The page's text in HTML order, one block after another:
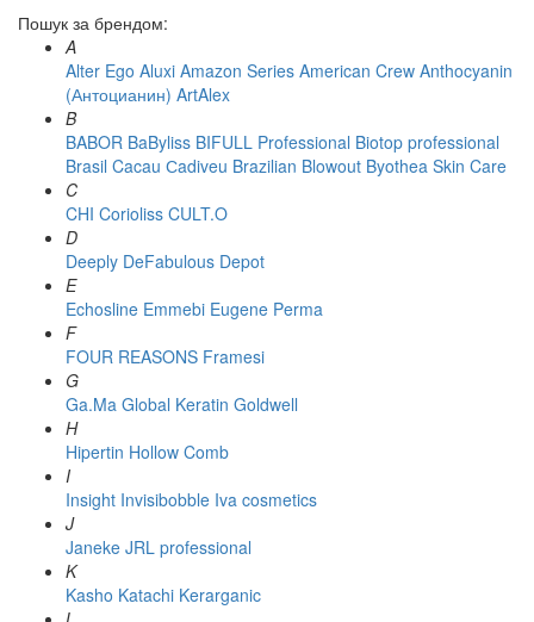
Пошук за брендом:
A
Alter Ego Aluxi Amazon Series American Crew Anthocyanin
(Антоцианин) ArtAlex
B
BABOR BaByliss BIFULL Professional Biotop professional
Brasil Cacau Сadiveu Brazilian Blowout Byothea Skin Care
C
CHI Corioliss CULT.O
D
Deeply DeFabulous Depot
E
Echosline Emmebi Eugene Perma
F
FOUR REASONS Framesi
G
Ga.Ma Global Keratin Goldwell
H
Hipertin Hollow Comb
I
Insight Invisibobble Iva cosmetics
J
Janeke JRL professional
K
Kasho Katachi Kerarganic